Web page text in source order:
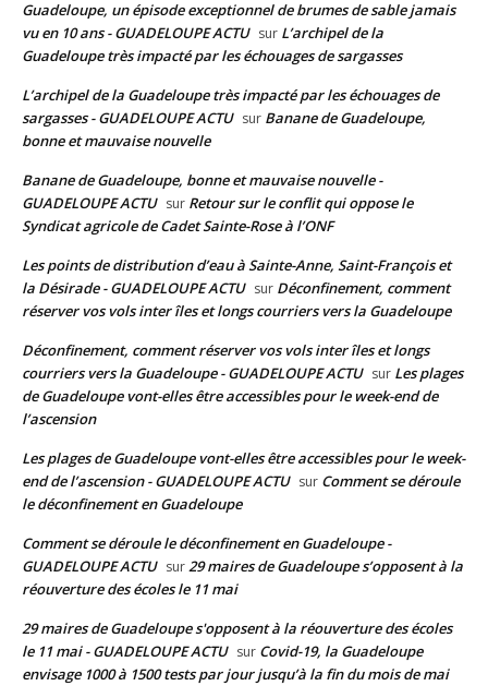
Guadeloupe, un épisode exceptionnel de brumes de sable jamais
vu en 10 ans - GUADELOUPE ACTU sur L’archipel de la
Guadeloupe très impacté par les échouages de sargasses
L’archipel de la Guadeloupe très impacté par les échouages de
sargasses - GUADELOUPE ACTU sur Banane de Guadeloupe,
bonne et mauvaise nouvelle
Banane de Guadeloupe, bonne et mauvaise nouvelle -
GUADELOUPE ACTU sur Retour sur le conflit qui oppose le
Syndicat agricole de Cadet Sainte-Rose à l’ONF
Les points de distribution d’eau à Sainte-Anne, Saint-François et
la Désirade - GUADELOUPE ACTU sur Déconfinement, comment
réserver vos vols inter îles et longs courriers vers la Guadeloupe
Déconfinement, comment réserver vos vols inter îles et longs
courriers vers la Guadeloupe - GUADELOUPE ACTU sur Les plages
de Guadeloupe vont-elles être accessibles pour le week-end de
l’ascension
Les plages de Guadeloupe vont-elles être accessibles pour le week-
end de l’ascension - GUADELOUPE ACTU sur Comment se déroule
le déconfinement en Guadeloupe
Comment se déroule le déconfinement en Guadeloupe -
GUADELOUPE ACTU sur29 maires de Guadeloupe s’opposent à la
réouverture des écoles le 11 mai
29 maires de Guadeloupe s'opposent à la réouverture des écoles
le 11 mai - GUADELOUPE ACTU sur Covid-19, la Guadeloupe
envisage 1000 à 1500 tests par jour jusqu’à la fin du mois de mai